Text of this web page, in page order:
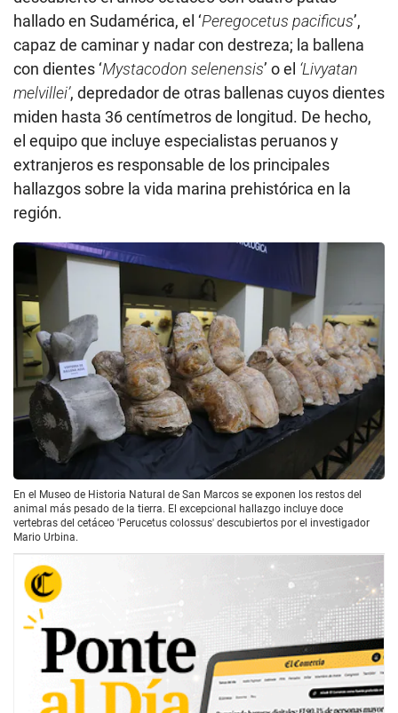
hallado en Sudamérica, el ‘Peregocetus pacificus’,
capaz de caminar y nadar con destreza; la ballena
con dientes ‘Mystacodon selenensis’ o el ‘Livyatan
melvillei’, depredador de otras ballenas cuyos dientes
miden hasta 36 centímetros de longitud. De hecho,
el equipo que incluye especialistas peruanos y
extranjeros es responsable de los principales
hallazgos sobre la vida marina prehistórica en la
región.
En el Museo de Historia Natural de San Marcos se exponen los restos del
animal más pesado de la tierra. El excepcional hallazgo incluye doce
vertebras del cetáceo 'Perucetus colossus' descubiertos por el investigador
Mario Urbina.